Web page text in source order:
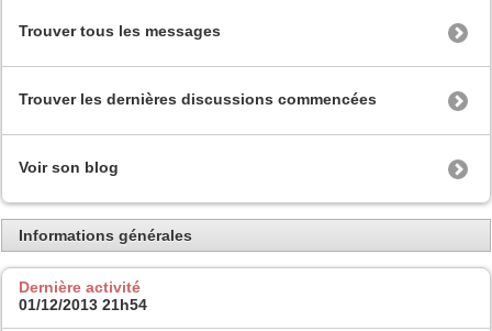
Trouver tous les messages
Trouver les dernières discussions commencées
Voir son blog
Informations générales
Dernière activité
01/12/2013 21h54